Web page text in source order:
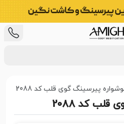
پیرسینگ گوی قلب کد 2088
کد 2088